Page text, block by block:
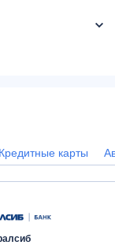
Кредитные карты